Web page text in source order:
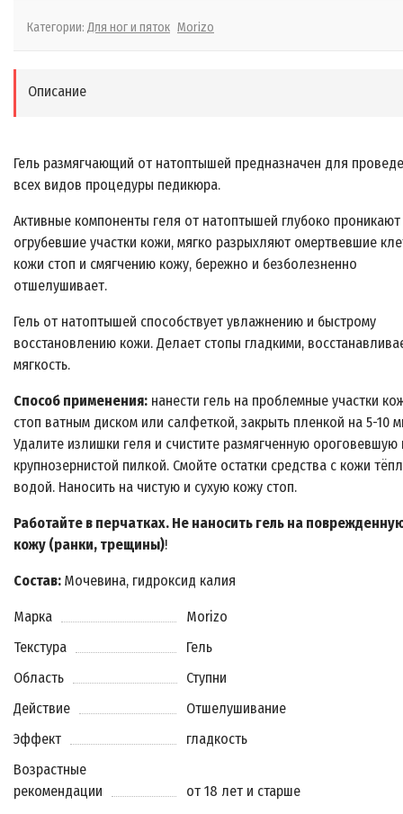
Категории: Для ног и пяток Morizo
Описание
Гель размягчающий от натоптышей предназначен для
всех видов процедуры педикюра.
Активные компоненты геля от натоптышей глубоко проникают
огрубевшие участки кожи, мягко разрыхляют омертвевшие
кожи стоп и смягчению кожу, бережно и безболезненно
отшелушивает.
Гель от натоптышей способствует увлажнению и быстрому
восстановлению кожи. Делает стопы гладкими,
мягкость.
Способ применения: нанести гель на проблемные участки
стоп ватным диском или салфеткой, закрыть пленкой на 5-10
Удалите излишки геля и счистите размягченную ороговевшую
крупнозернистой пилкой. Смойте остатки средства с кожи
водой. Наносить на чистую и сухую кожу стоп.
Работайте в перчатках. Не наносить гель на
кожу (ранки, трещины)!
Состав: Мочевина, гидроксид калия
Марка
Morizo
Текстура
Гель
Область
Ступни
Действие
Отшелушивание
Эффект
гладкость
Возрастные
рекомендации
от 18 лет и старше